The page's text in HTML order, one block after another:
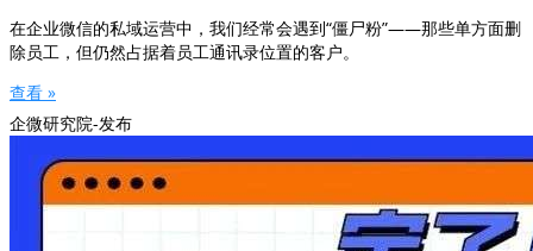
在企业微信的私域运营中，我们经常会遇到“僵尸粉”——那些单方面删
除员工，但仍然占据着员工通讯录位置的客户。
查看 »
企微研究院-发布